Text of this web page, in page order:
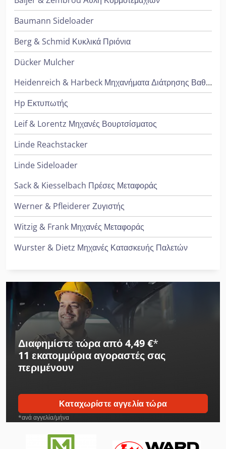
Baumann Sideloader
Berg & Schmid Κυκλικά Πριόνια
Dücker Mulcher
Heidenreich & Harbeck Μηχανήματα Διάτρησης Βαθιάς Οπής
Hp Εκτυπωτής
Leif & Lorentz Μηχανές Βουρτσίσματος
Linde Reachstacker
Linde Sideloader
Sack & Kiesselbach Πρέσες Μεταφοράς
Werner & Pfleiderer Ζυγιστής
Witzig & Frank Μηχανές Μεταφοράς
Wurster & Dietz Μηχανές Κατασκευής Παλετών
Διαφημίστε τώρα από 4,49 €*
11 εκατομμύρια αγοραστέςσας
περιμένουν
Καταχωρίστε αγγελία τώρα
*ανά αγγελία/μήνα